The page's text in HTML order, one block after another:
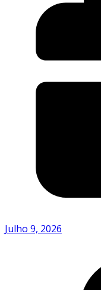
Julho 9, 2026